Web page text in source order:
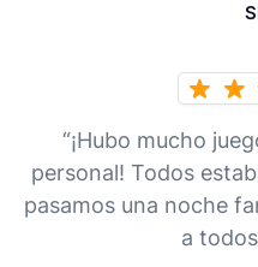
“¡Hubo mucho
personal! Todos
pasamos una noche
a